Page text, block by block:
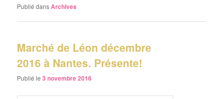
Publié dansArchives
Marché de Léon décembre
2016 à Nantes. Présente!
Publié le3 novembre 2016